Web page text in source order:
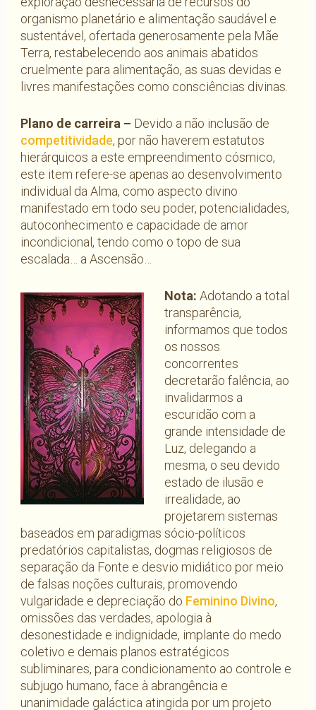
organismo planetário e alimentação saudável e
sustentável, ofertada generosamente pela Mãe
Terra, restabelecendo aos animais abatidos
cruelmente para alimentação, as suas devidas e
livres manifestações como consciências divinas.
Plano de carreira – Devido a não inclusão de
competitividade, por não haverem estatutos
hierárquicos a este empreendimento cósmico,
este item refere-se apenas ao desenvolvimento
individual da Alma, como aspecto divino
manifestado em todo seu poder, potencialidades,
autoconhecimento e capacidade de amor
incondicional, tendo como o topo de sua
escalada… a Ascensão…
Nota: Adotando a total
transparência,
informamos que todos
os nossos
concorrentes
decretarão falência, ao
invalidarmos a
escuridão com a
grande intensidade de
Luz, delegando a
mesma, o seu devido
estado de ilusão e
irrealidade, ao
projetarem sistemas
baseados em paradigmas sócio-políticos
predatórios capitalistas, dogmas religiosos de
separação da Fonte e desvio midiático por meio
de falsas noções culturais, promovendo
vulgaridade e depreciação do Feminino Divino,
omissões das verdades, apologia à
desonestidade e indignidade, implante do medo
coletivo e demais planos estratégicos
subliminares, para condicionamento ao controle e
subjugo humano, face à abrangência e
unanimidade galáctica atingida por um projeto